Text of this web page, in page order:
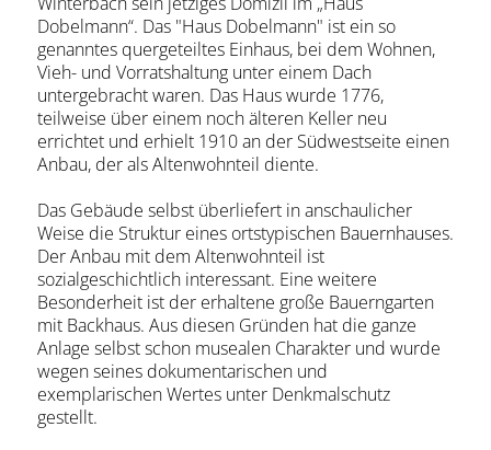
Stadtführungen
Events & Tickets
Ausflugsziele
Erlebnisse
Wein
Radfahren
Wandern
Dobelmann“. Das "Haus Dobelmann" ist ein so
genanntes quergeteiltes Einhaus, bei dem Wohnen,
Vieh- und Vorratshaltung unter einem Dach
untergebracht waren. Das Haus wurde 1776,
teilweise über einem noch älteren Keller neu
errichtet und erhielt 1910 an der Südwestseite einen
Anbau, der als Altenwohnteil diente.
Das Gebäude selbst überliefert in anschaulicher
Weise die Struktur eines ortstypischen Bauernhauses.
Der Anbau mit dem Altenwohnteil ist
sozialgeschichtlich interessant. Eine weitere
Besonderheit ist der erhaltene große Bauerngarten
mit Backhaus. Aus diesen Gründen hat die ganze
Anlage selbst schon musealen Charakter und wurde
wegen seines dokumentarischen und
exemplarischen Wertes unter Denkmalschutz
gestellt.